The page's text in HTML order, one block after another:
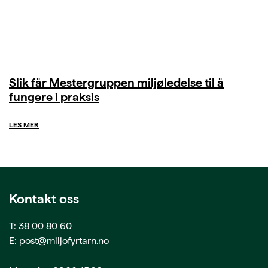
Slik får Mestergruppen miljøledelse til å
fungere i praksis
LES MER
Kontakt oss
T: 38 00 80 60
E: post@miljofyrtarn.no